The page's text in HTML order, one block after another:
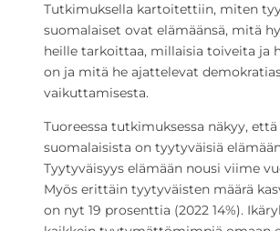
Tutkimuksella kartoitettiin, miten
suomalaiset ovat elämäänsä, mitä
heille tarkoittaa, millaisia toiveita ja
on ja mitä he ajattelevat
vaikuttamisesta.
Tuoreessa tutkimuksessa näkyy,
suomalaisista on tyytyväisiä
Tyytyväisyys elämään nousi viime
Myös erittäin tyytyväisten määrä
on nyt 19 prosenttia (2022 14%).